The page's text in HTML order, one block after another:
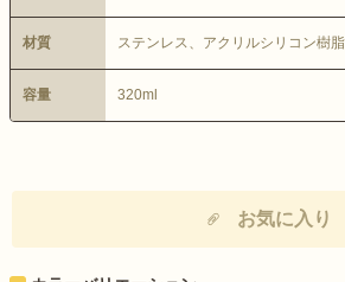
材質 ステンレス、アクリルシリコン樹
容量 320ml
お気に入り